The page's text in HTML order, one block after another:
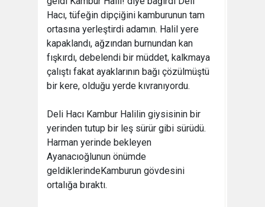
Hacı, tüfeğin dipçiğini kamburunun tam
ortasına yerleştirdi adamın. Halil yere
kapaklandı, ağzından burnundan kan
fışkırdı, debelendi bir müddet, kalkmaya
çalıştı fakat ayaklarının bağı çözülmüştü
bir kere, olduğu yerde kıvranıyordu.
Deli Hacı Kambur Halilin giysisinin bir
yerinden tutup bir leş sürür gibi sürüdü.
Harman yerinde bekleyen
Ayanacıoğlunun önümde
geldiklerindeKamburun gövdesini
ortalığa bıraktı.